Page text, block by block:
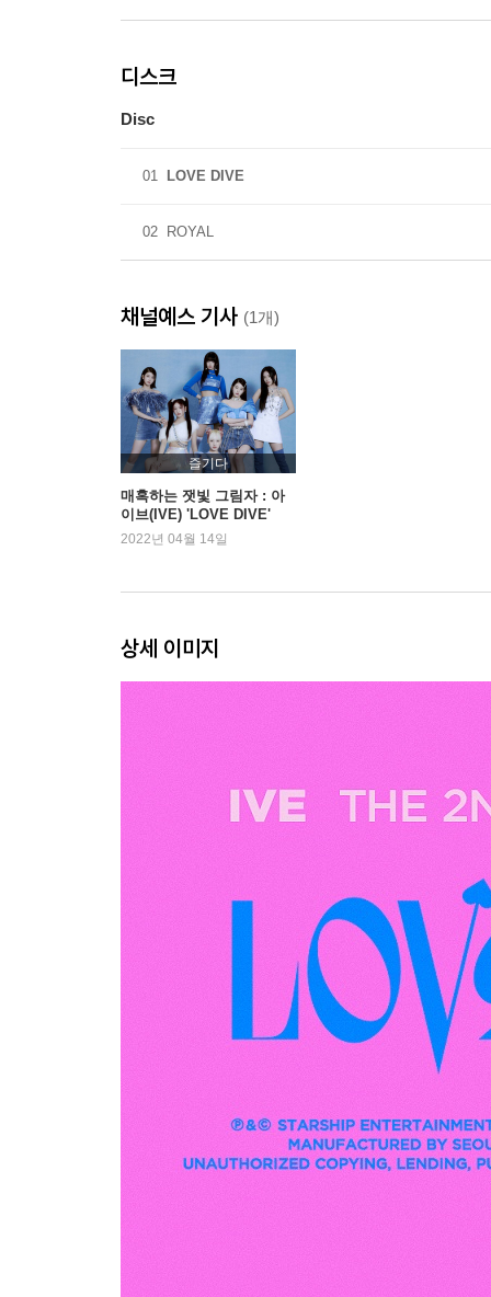
디스크
Disc
01 LOVE DIVE
02 ROYAL
채널예스 기사 (1개)
즐기다
매혹하는 잿빛 그림자 : 아
이브(IVE) 'LOVE DIVE'
2022년 04월 14일
상세 이미지